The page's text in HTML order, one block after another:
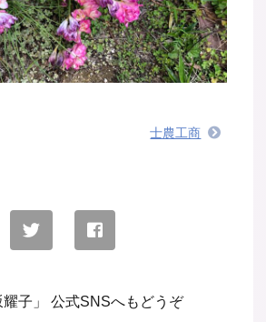
士農工商
耀子」 公式SNSへもどうぞ